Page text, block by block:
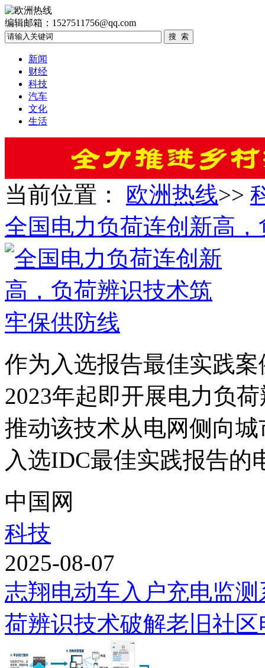
编辑邮箱：1527511756@qq.com
新闻
财经
科技
汽车
文化
生活
当前位置： 欧洲热线>>
全国电力负荷连创新高
作为入选报告最佳实践
2023年起即开展电力负
推动该技术从电网侧向
入选IDC最佳实践报告的
中国网
科技
2025-08-07
志翔电动车入户充电监
荷辨识技术破解老旧社